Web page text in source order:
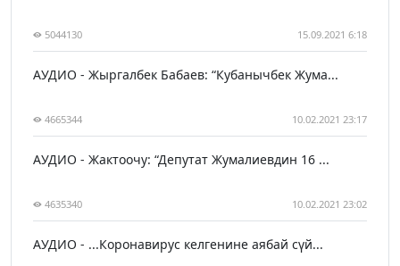
5044130 15.09.2021 6:18
АУДИО - Жыргалбек Бабаев: “Кубанычбек Жума...
4665344 10.02.2021 23:17
АУДИО - Жактоочу: “Депутат Жумалиевдин 16 ...
4635340 10.02.2021 23:02
АУДИО - ...Коронавирус келгенине аябай сүй...